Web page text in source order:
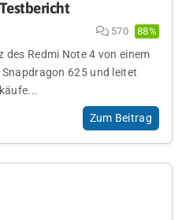
570 88%
Redmi Note 4 von einem
625 und leitet
Zum Beitrag